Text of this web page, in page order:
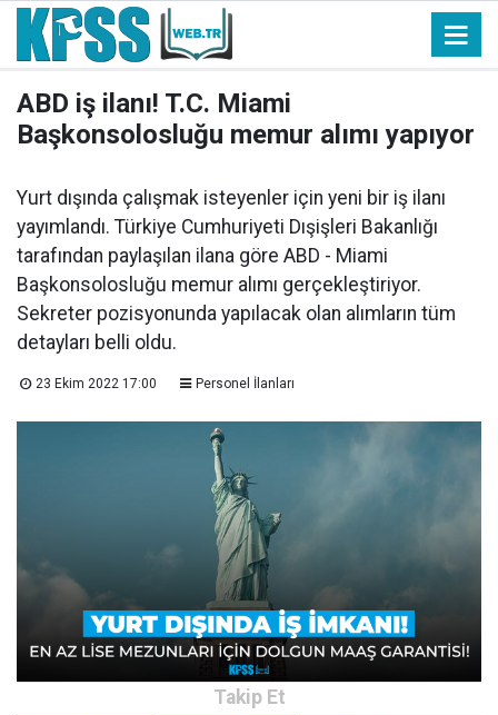
ABD iş ilanı! T.C. Miami
Başkonsolosluğu memur alımı yapıyor
Yurt dışında çalışmak isteyenler için yeni bir iş ilanı
yayımlandı. Türkiye Cumhuriyeti Dışişleri Bakanlığı
tarafından paylaşılan ilana göre ABD - Miami
Başkonsolosluğu memur alımı gerçekleştiriyor.
Sekreter pozisyonunda yapılacak olan alımların tüm
detayları belli oldu.
23 Ekim 2022 17:00 Personel İlanları